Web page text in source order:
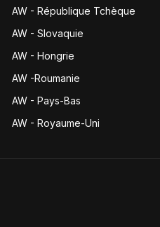
AW - République Tchèque
AW - Slovaquie
AW - Hongrie
AW -Roumanie
AW - Pays-Bas
AW - Royaume-Uni